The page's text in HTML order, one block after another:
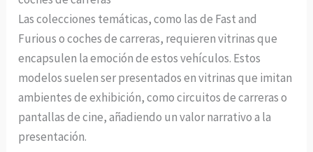
Las colecciones temáticas, como las de Fast and
Furious o coches de carreras, requieren vitrinas que
encapsulen la emoción de estos vehículos. Estos
modelos suelen ser presentados en vitrinas que imitan
ambientes de exhibición, como circuitos de carreras o
pantallas de cine, añadiendo un valor narrativo a la
presentación.